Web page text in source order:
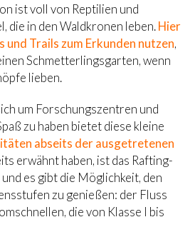
ist voll von Reptilien und
die in den Waldkronen leben.Hier
und Trails zum Erkunden nutzen,
Schmetterlingsgarten, wenn
lieben.
um Forschungszentren und
zu haben bietet diese kleine
abseits der ausgetretenen
erwähnt haben, ist das Rafting-
es gibt die Möglichkeit, den
zu genießen: der Fluss
die von Klasse I bis